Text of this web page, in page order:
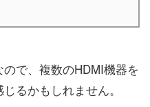
で、複数のHDMI機器を
るかもしれません。